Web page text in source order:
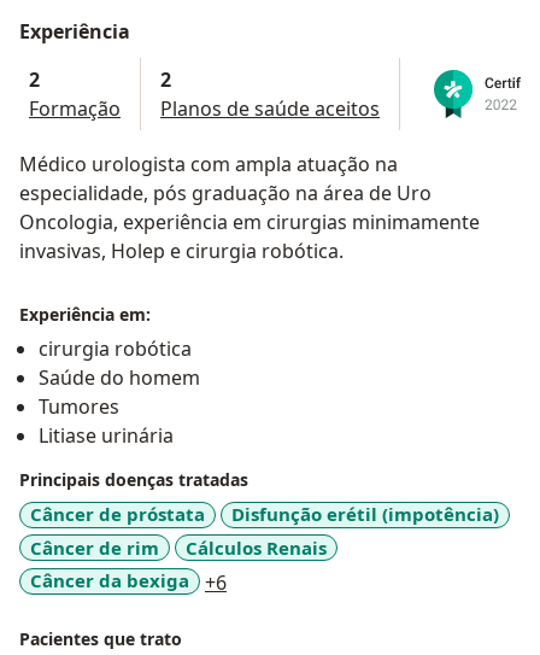
Experiência
2
Formação
2
Planos de saúde aceitos
Médico urologista com ampla atuação na
especialidade, pós graduação na área de Uro
Oncologia, experiência em cirurgias minimamente
invasivas, Holep e cirurgia robótica.
Experiência em:
cirurgia robótica
Saúde do homem
Tumores
Litiase urinária
Principais doenças tratadas
Câncer de próstata
Disfunção erétil (impotência)
Câncer de rim
Cálculos Renais
Câncer da bexiga
+6a11y_sr_more_diseases
Pacientes que trato